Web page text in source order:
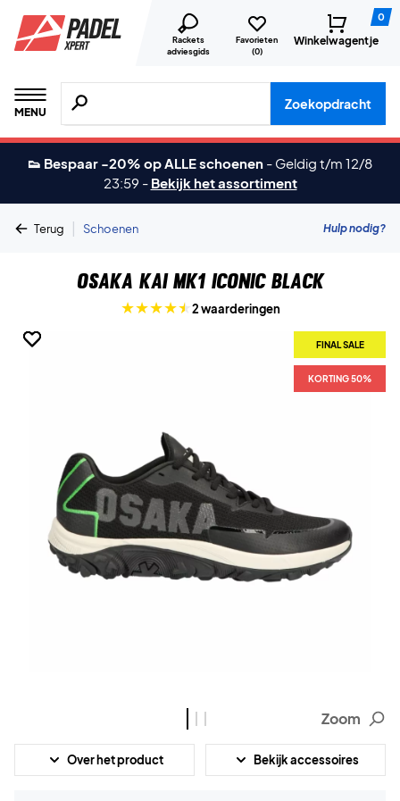
Rackets
adviesgids
Favorieten
(0)
0
Winkelwagentje
MENU
Zoeken naar producten, merken etc.
Zoekopdracht
👟 Bespaar -20% op ALLE schoenen - Geldig t/m 12/8
23:59 - Bekijk het assortiment
Terug | Schoenen Hulp nodig?
Osaka Kai MK1 Iconic Black
2 waarderingen
FINAL SALE
KORTING 50%
FINAL SALE
KORTING 50%
FINAL SALE
KORTING 50%
Zoom
Over het product Bekijk accessoires